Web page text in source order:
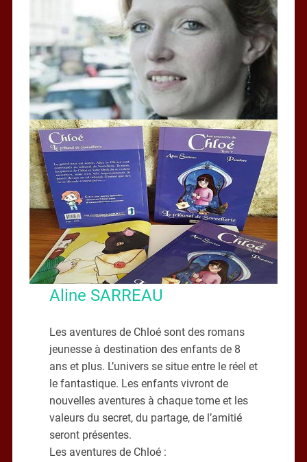
Aline SARREAU
Les aventures de Chloé sont des romans
jeunesse à destination des enfants de 8
ans et plus. L’univers se situe entre le réel et
le fantastique. Les enfants vivront de
nouvelles aventures à chaque tome et les
valeurs du secret, du partage, de l’amitié
seront présentes.
Les aventures de Chloé :